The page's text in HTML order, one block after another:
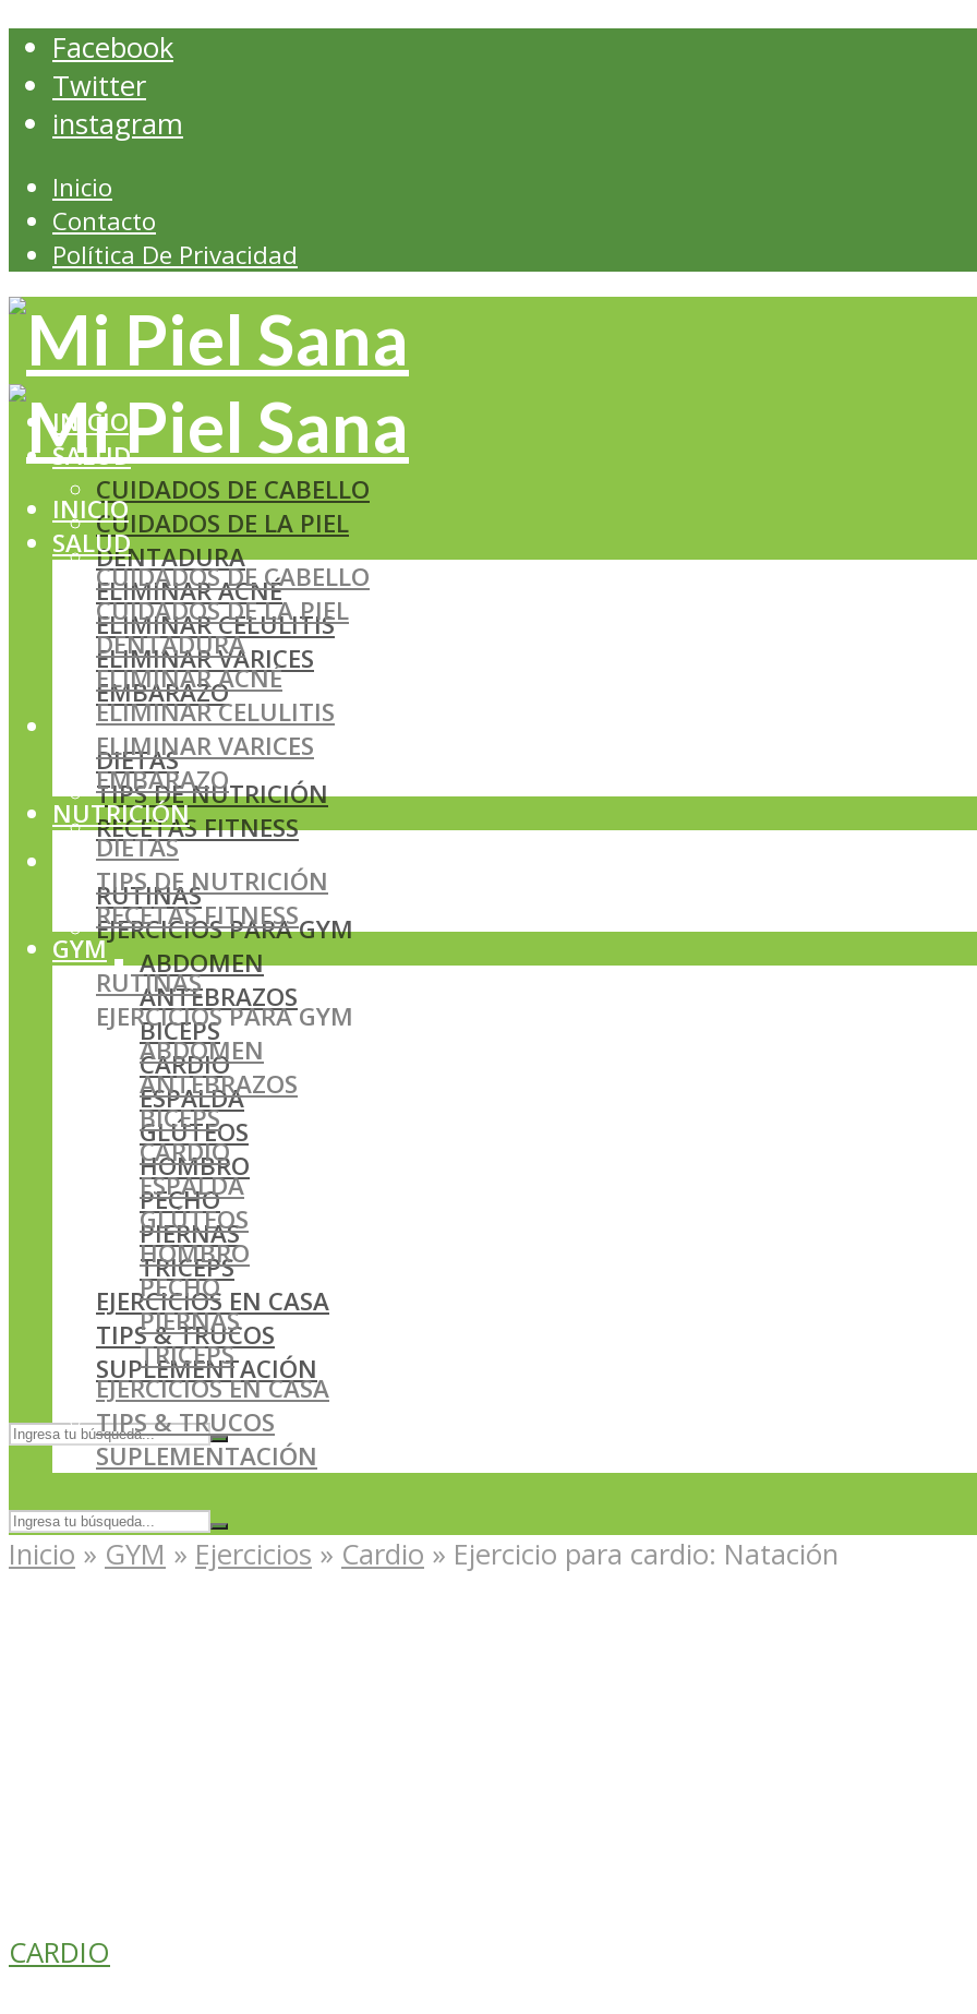
Facebook
Twitter
instagram
Inicio
Contacto
Política De Privacidad
INICIO
SALUD
CUIDADOS DE CABELLO
CUIDADOS DE LA PIEL
DENTADURA
ELIMINAR ACNÉ
ELIMINAR CELULITIS
ELIMINAR VARICES
EMBARAZO
NUTRICIÓN
DIETAS
TIPS DE NUTRICIÓN
RECETAS FITNESS
GYM
RUTINAS
EJERCICIOS PARA GYM
ABDOMEN
ANTEBRAZOS
BICEPS
CARDIO
ESPALDA
GLÚTEOS
HOMBRO
PECHO
PIERNAS
TRICEPS
EJERCICIOS EN CASA
TIPS & TRUCOS
SUPLEMENTACIÓN
INICIO
SALUD
CUIDADOS DE CABELLO
CUIDADOS DE LA PIEL
DENTADURA
ELIMINAR ACNÉ
ELIMINAR CELULITIS
ELIMINAR VARICES
EMBARAZO
NUTRICIÓN
DIETAS
TIPS DE NUTRICIÓN
RECETAS FITNESS
GYM
RUTINAS
EJERCICIOS PARA GYM
ABDOMEN
ANTEBRAZOS
BICEPS
CARDIO
ESPALDA
GLÚTEOS
HOMBRO
PECHO
PIERNAS
TRICEPS
EJERCICIOS EN CASA
TIPS & TRUCOS
SUPLEMENTACIÓN
Inicio » GYM » Ejercicios » Cardio » Ejercicio para cardio: Natación
CARDIO